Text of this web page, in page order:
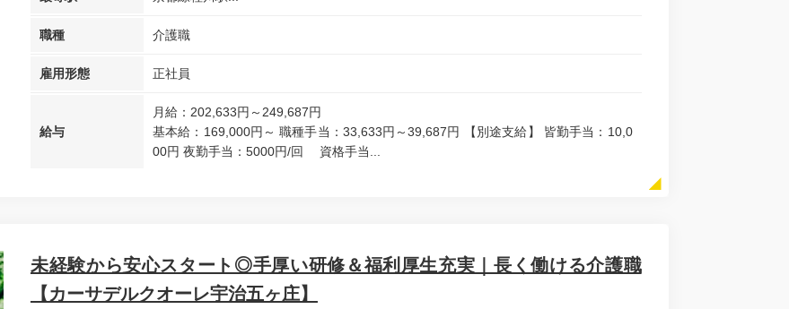
職種 介護職
雇用形態 正社員
給与
月給：202,633円～249,687円
基本給：169,000円～ 職種手当：33,633円～39,687円 【別途支給】 皆勤手当：10,0
00円 夜勤手当：5000円/回 資格手当...
未経験から安心スタート◎手厚い研修＆福利厚生充実｜長く働ける介護職
【カーサデルクオーレ宇治五ヶ庄】